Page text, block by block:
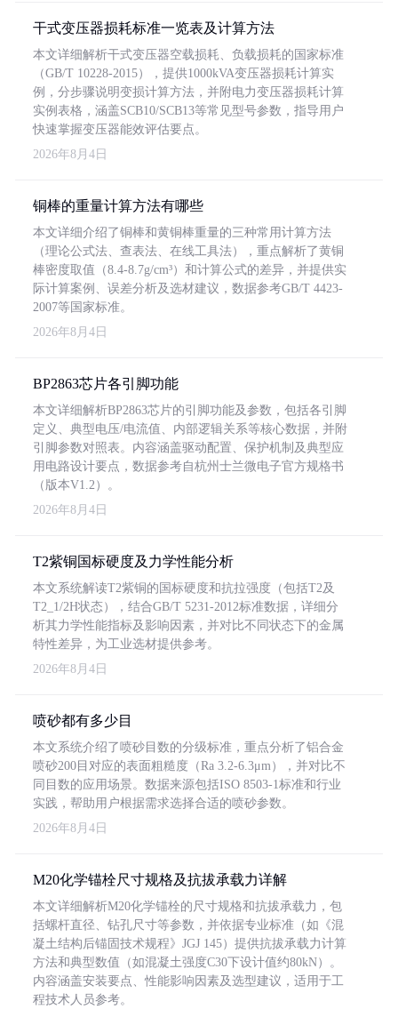
干式变压器损耗标准一览表及计算方法
本文详细解析干式变压器空载损耗、负载损耗的国家标准
（GB/T 10228-2015），提供1000kVA变压器损耗计算实
例，分步骤说明变损计算方法，并附电力变压器损耗计算
实例表格，涵盖SCB10/SCB13等常见型号参数，指导用户
快速掌握变压器能效评估要点。
2026年8月4日
铜棒的重量计算方法有哪些
本文详细介绍了铜棒和黄铜棒重量的三种常用计算方法
（理论公式法、查表法、在线工具法），重点解析了黄铜
棒密度取值（8.4-8.7g/cm³）和计算公式的差异，并提供实
际计算案例、误差分析及选材建议，数据参考GB/T 4423-
2007等国家标准。
2026年8月4日
BP2863芯片各引脚功能
本文详细解析BP2863芯片的引脚功能及参数，包括各引脚
定义、典型电压/电流值、内部逻辑关系等核心数据，并附
引脚参数对照表。内容涵盖驱动配置、保护机制及典型应
用电路设计要点，数据参考自杭州士兰微电子官方规格书
（版本V1.2）。
2026年8月4日
T2紫铜国标硬度及力学性能分析
本文系统解读T2紫铜的国标硬度和抗拉强度（包括T2及
T2_1/2H状态），结合GB/T 5231-2012标准数据，详细分
析其力学性能指标及影响因素，并对比不同状态下的金属
特性差异，为工业选材提供参考。
2026年8月4日
喷砂都有多少目
本文系统介绍了喷砂目数的分级标准，重点分析了铝合金
喷砂200目对应的表面粗糙度（Ra 3.2-6.3μm），并对比不
同目数的应用场景。数据来源包括ISO 8503-1标准和行业
实践，帮助用户根据需求选择合适的喷砂参数。
2026年8月4日
M20化学锚栓尺寸规格及抗拔承载力详解
本文详细解析M20化学锚栓的尺寸规格和抗拔承载力，包
括螺杆直径、钻孔尺寸等参数，并依据专业标准（如《混
凝土结构后锚固技术规程》JGJ 145）提供抗拔承载力计算
方法和典型数值（如混凝土强度C30下设计值约80kN）。
内容涵盖安装要点、性能影响因素及选型建议，适用于工
程技术人员参考。